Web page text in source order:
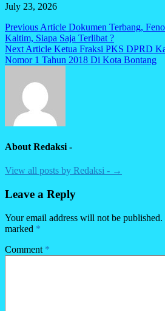
July 23, 2026
Post
navigation
Previous Article Dokumen Terbang,
Kaltim, Siapa Saja Terlibat ?
Next Article Ketua Fraksi PKS DPRD
Nomor 1 Tahun 2018 Di Kota Bontang
About Redaksi -
View all posts by Redaksi - →
Leave a Reply
Your email address will not be published.
marked *
Comment *